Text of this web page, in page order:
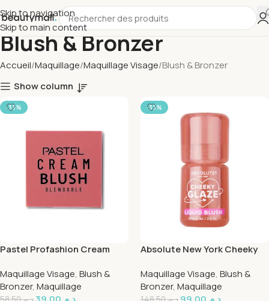
Skip to navigation
Skip to main content
Blush & Bronzer
Accueil Maquillage Maquillage Visage Blush & Bronzer
Show column
-33%
Pastel Profashion Cream
Maquillage Visage, Blush &
Bronzer, Maquillage
-33%
Absolute New York Cheeky
Peach
Maquillage Visage, Blush &
Bronzer, Maquillage